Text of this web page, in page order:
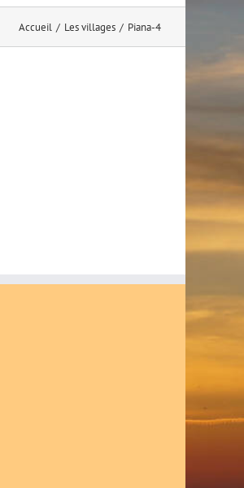
Accueil / Les villages / Piana-4